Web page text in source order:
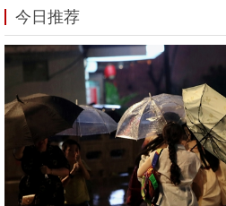
今日推荐